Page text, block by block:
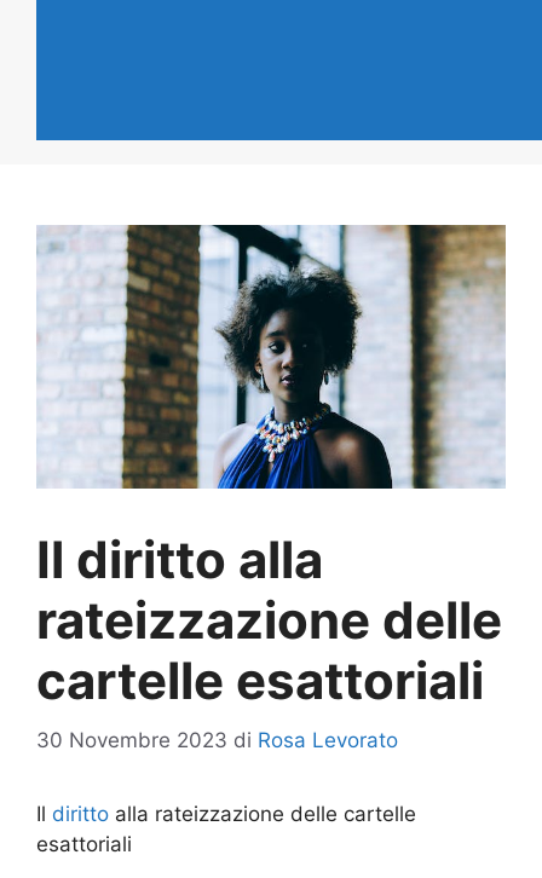
Il diritto alla
rateizzazione delle
cartelle esattoriali
30 Novembre 2023 di Rosa Levorato
Il diritto alla rateizzazione delle cartelle
esattoriali